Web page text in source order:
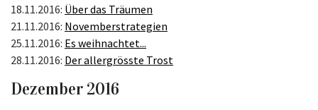
18.11.2016: Über das Träumen
21.11.2016: Novemberstrategien
25.11.2016: Es weihnachtet...
28.11.2016: Der allergrösste Trost
Dezember 2016